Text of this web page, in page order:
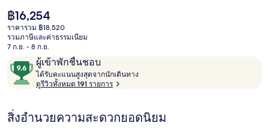
ราคา
ปัจจุบัน
฿16,254
฿16,254
ราคารวม ฿18,520
รวมภาษีและค่าธรรมเนียม
7 ก.ย. - 8 ก.ย.
รีวิว ผู้เข้าพักชื่นชอบ
9.6
จาก
10,
เข้า
ได้รับคะแนนสูงสุดจากนักเดินทาง
ค
ดูรีวิวทั้งหมด 191 รายการ
สิ่งอำนวยความสะดวกยอดนิยม